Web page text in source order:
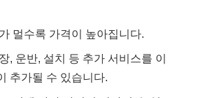
멀수록 가격이 높아집니다.
, 운반, 설치 등 추가 서비스를 이
추가될 수 있습니다.